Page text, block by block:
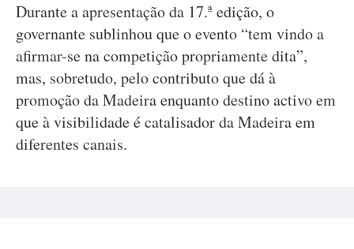
Durante a apresentação da 17.ª edição, o
governante sublinhou que o evento “tem vindo a
afirmar-se na competição propriamente dita”,
mas, sobretudo, pelo contributo que dá à
promoção da Madeira enquanto destino activo em
que à visibilidade é catalisador da Madeira em
diferentes canais.